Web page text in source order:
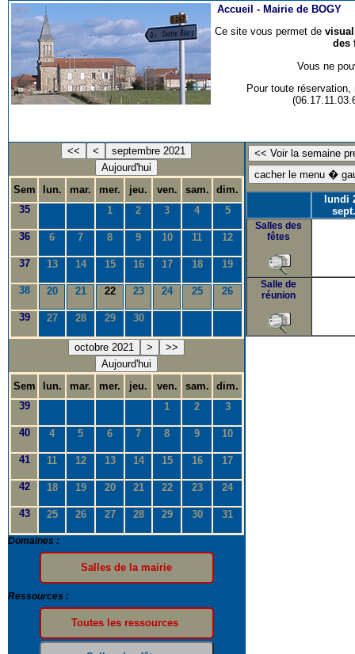
Accueil - Mairie de BOGY
Ce site vous permet de
des
Vous ne
Pour toute
<< <
septembre 2021
Aujourd'hui
Sem
lun. mar. mer. jeu. ven. sam.
dim.
35
1 2 3 4 5
36 6 7 8 9 10 11 12
37 13 14 15 16 17 18 19
38 20 21 22 23 24 25 26
39 27 28 29 30
octobre 2021 >
>>
Aujourd'hui
Sem
lun. mar. mer. jeu. ven. sam.
dim.
39
1 2 3
40 4 5 6 7 8 9 10
41 11 12 13 14 15 16 17
42 18 19 20 21 22 23 24
43 25 26 27 28 29 30 31
Domaines :
Ressources :
lundi
sept.
Salles des
fêtes
Salle de
réunion